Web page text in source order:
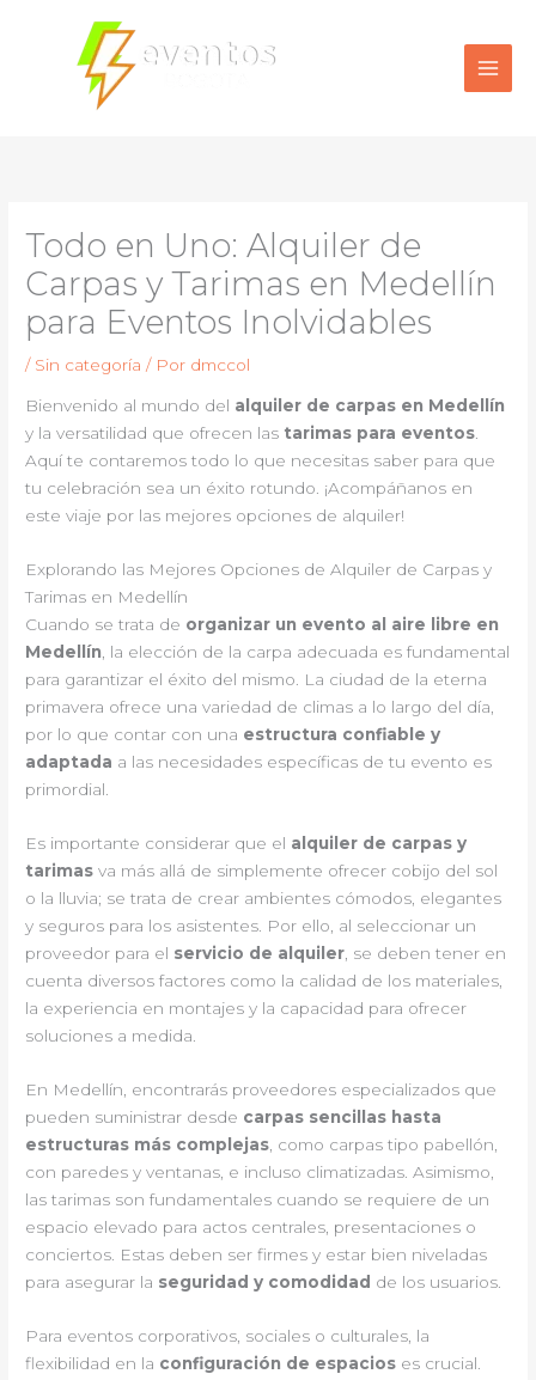
contenido
Todo en Uno: Alquiler de
Carpas y Tarimas en Medellín
para Eventos Inolvidables
/ Sin categoría / Por dmccol
Bienvenido al mundo del alquiler de carpas en Medellín
y la versatilidad que ofrecen las tarimas para eventos.
Aquí te contaremos todo lo que necesitas saber para que
tu celebración sea un éxito rotundo. ¡Acompáñanos en
este viaje por las mejores opciones de alquiler!
Explorando las Mejores Opciones de Alquiler de Carpas y
Tarimas en Medellín
Cuando se trata de organizar un evento al aire libre en
Medellín , la elección de la carpa adecuada es fundamental
para garantizar el éxito del mismo. La ciudad de la eterna
primavera ofrece una variedad de climas a lo largo del día,
por lo que contar con una estructura confiable y
adaptada a las necesidades específicas de tu evento es
primordial.
Es importante considerar que el alquiler de carpas y
tarimas va más allá de simplemente ofrecer cobijo del sol
o la lluvia; se trata de crear ambientes cómodos, elegantes
y seguros para los asistentes. Por ello, al seleccionar un
proveedor para el servicio de alquiler , se deben tener en
cuenta diversos factores como la calidad de los materiales,
la experiencia en montajes y la capacidad para ofrecer
soluciones a medida.
En Medellín, encontrarás proveedores especializados que
pueden suministrar desde carpas sencillas hasta
estructuras más complejas , como carpas tipo pabellón,
con paredes y ventanas, e incluso climatizadas. Asimismo,
las tarimas son fundamentales cuando se requiere de un
espacio elevado para actos centrales, presentaciones o
conciertos. Estas deben ser firmes y estar bien niveladas
para asegurar la seguridad y comodidad de los usuarios.
Para eventos corporativos, sociales o culturales, la
flexibilidad en la configuración de espacios es crucial.